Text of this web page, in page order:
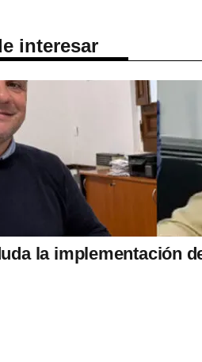
interesar
la implementación